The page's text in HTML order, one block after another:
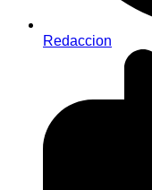
Redaccion